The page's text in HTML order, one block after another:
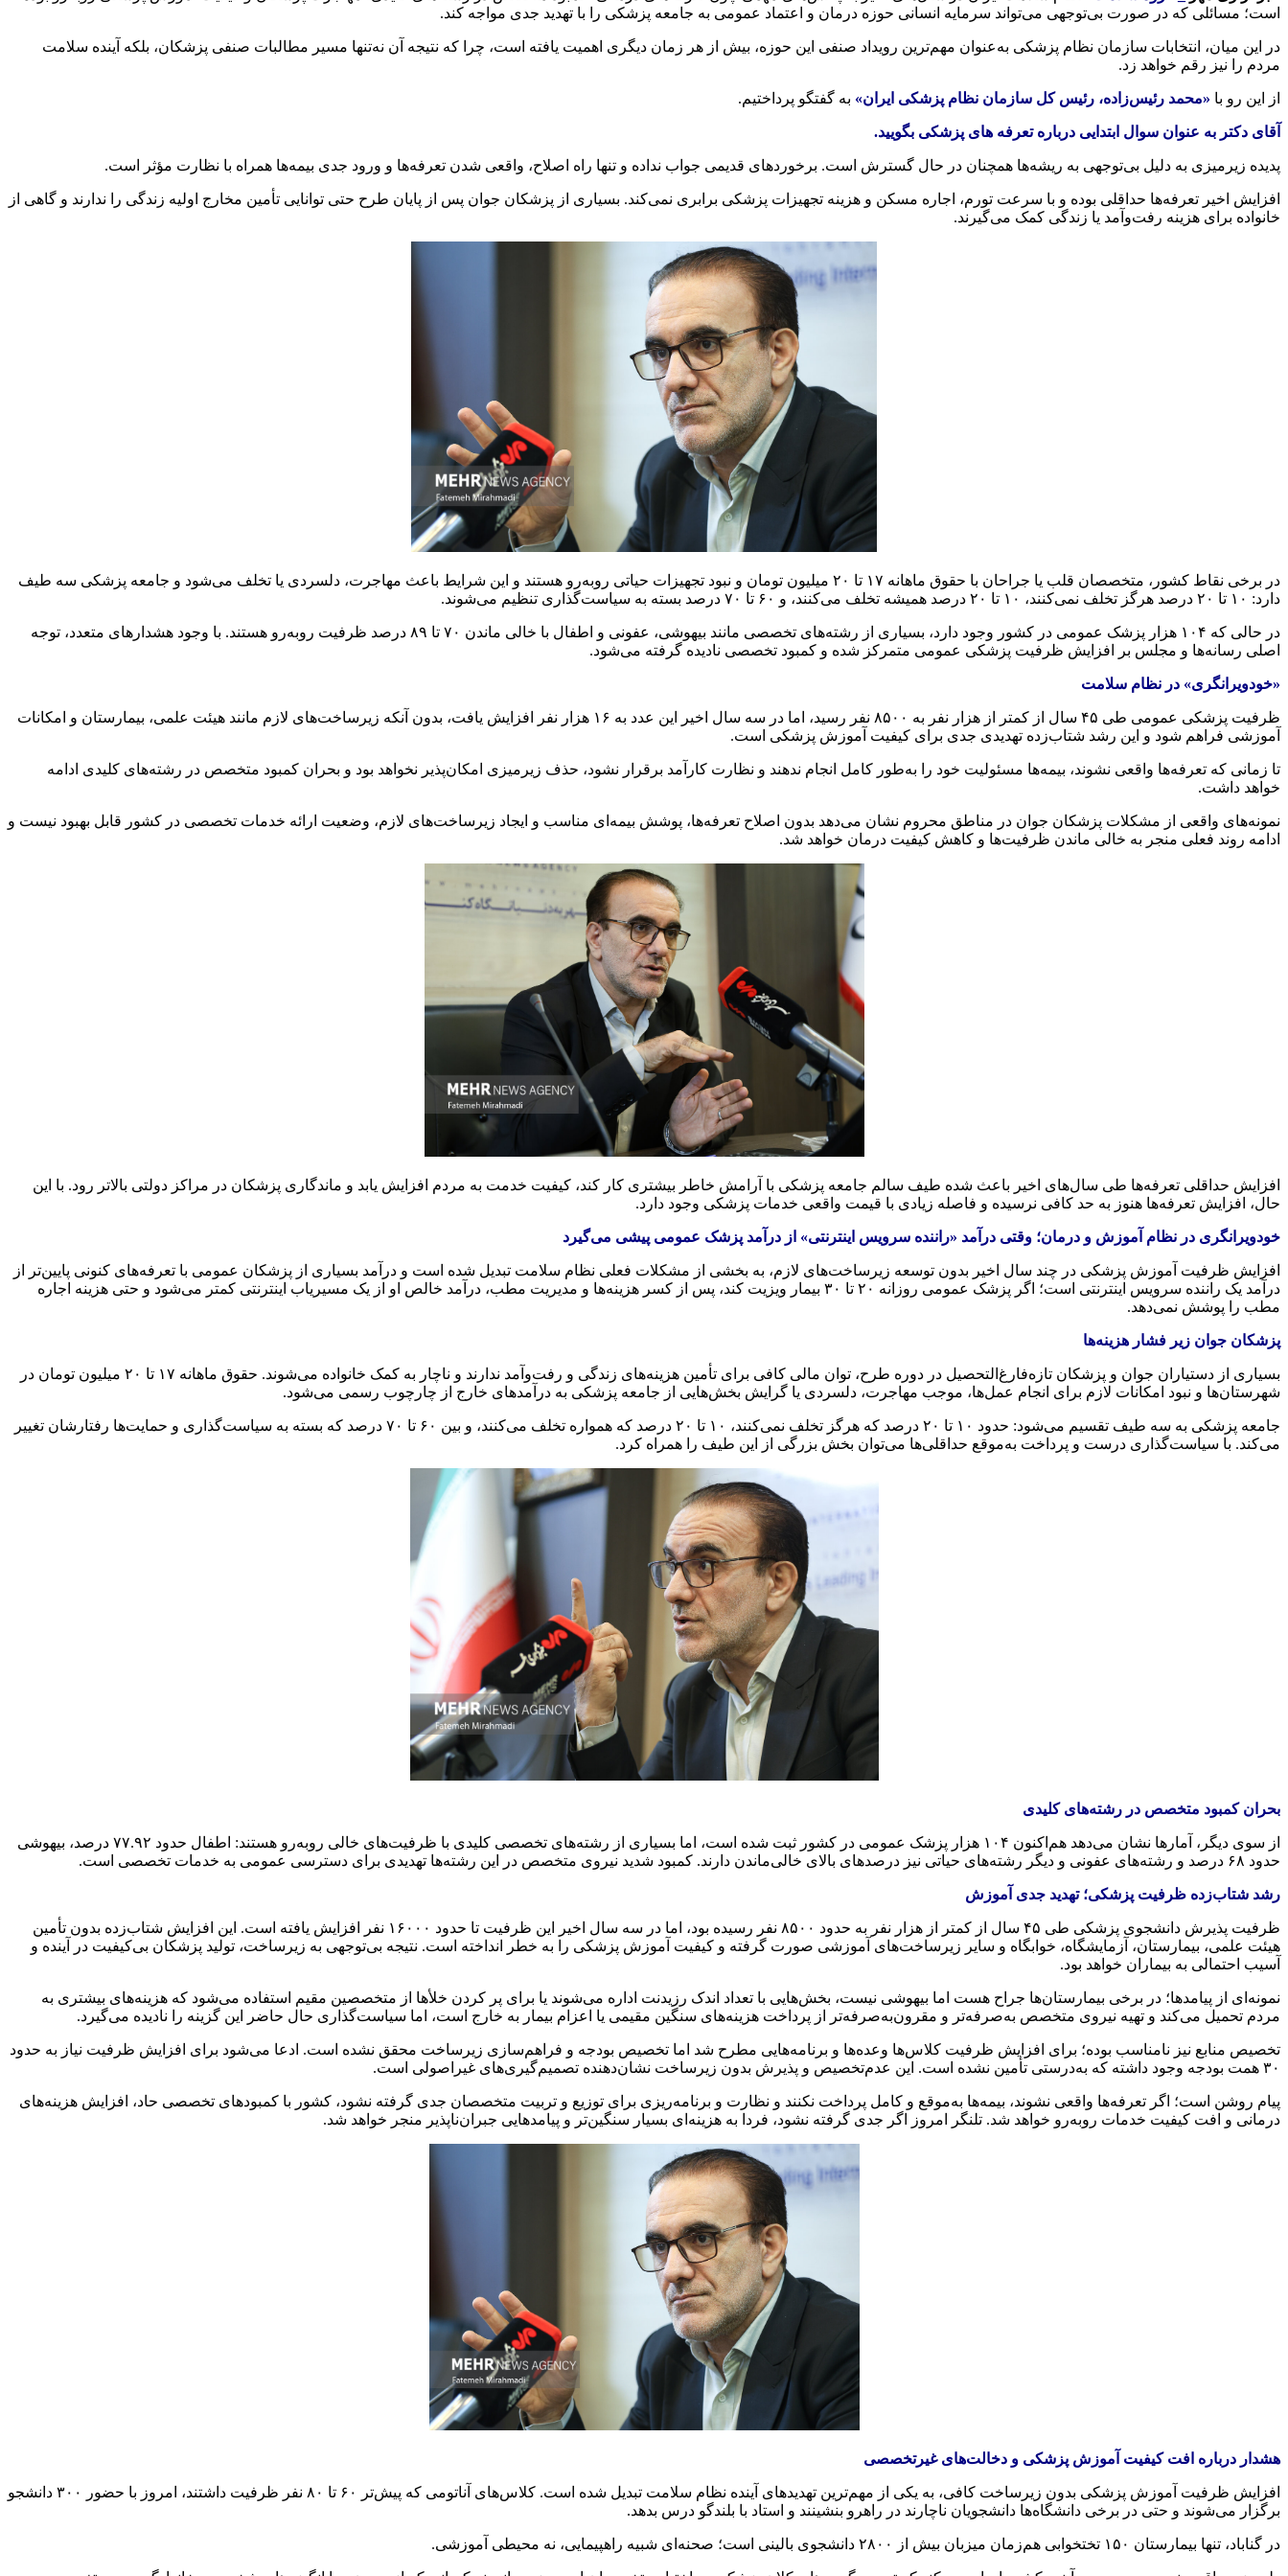
است؛ مسائلی که در صورت بی‌توجهی می‌تواند سرمایه انسانی حوزه درمان و اعتماد عمومی به جامعه پزشکی را با تهدید جدی مواجه کند.
در این میان، انتخابات سازمان نظام پزشکی به‌عنوان مهم‌ترین رویداد صنفی این حوزه، بیش از هر زمان دیگری اهمیت یافته است، چرا که نتیجه آن نه‌تنها مسیر مطالبات صنفی پزشکان، بلکه آینده سلامت
مردم را نیز رقم خواهد زد.
از این رو با «محمد رئیس‌زاده، رئیس کل سازمان نظام پزشکی ایران» به گفتگو پرداختیم.
آقای دکتر به عنوان سوال ابتدایی درباره تعرفه های پزشکی بگویید.
پدیده زیرمیزی به دلیل بی‌توجهی به ریشه‌ها همچنان در حال گسترش است. برخوردهای قدیمی جواب نداده و تنها راه اصلاح، واقعی شدن تعرفه‌ها و ورود جدی بیمه‌ها همراه با نظارت مؤثر است.
افزایش اخیر تعرفه‌ها حداقلی بوده و با سرعت تورم، اجاره مسکن و هزینه تجهیزات پزشکی برابری نمی‌کند. بسیاری از پزشکان جوان پس از پایان طرح حتی توانایی تأمین مخارج اولیه زندگی را ندارند و گاهی از
خانواده برای هزینه رفت‌وآمد یا زندگی کمک می‌گیرند.
در برخی نقاط کشور، متخصصان قلب یا جراحان با حقوق ماهانه ۱۷ تا ۲۰ میلیون تومان و نبود تجهیزات حیاتی روبه‌رو هستند و این شرایط باعث مهاجرت، دلسردی یا تخلف می‌شود و جامعه پزشکی سه طیف
دارد: ۱۰ تا ۲۰ درصد هرگز تخلف نمی‌کنند، ۱۰ تا ۲۰ درصد همیشه تخلف می‌کنند، و ۶۰ تا ۷۰ درصد بسته به سیاست‌گذاری تنظیم می‌شوند.
در حالی که ۱۰۴ هزار پزشک عمومی در کشور وجود دارد، بسیاری از رشته‌های تخصصی مانند بیهوشی، عفونی و اطفال با خالی ماندن ۷۰ تا ۸۹ درصد ظرفیت روبه‌رو هستند. با وجود هشدارهای متعدد، توجه
اصلی رسانه‌ها و مجلس بر افزایش ظرفیت پزشکی عمومی متمرکز شده و کمبود تخصصی نادیده گرفته می‌شود.
«خودویرانگری» در نظام سلامت
ظرفیت پزشکی عمومی طی ۴۵ سال از کمتر از هزار نفر به ۸۵۰۰ نفر رسید، اما در سه سال اخیر این عدد به ۱۶ هزار نفر افزایش یافت، بدون آنکه زیرساخت‌های لازم مانند هیئت علمی، بیمارستان و امکانات
آموزشی فراهم شود و این رشد شتاب‌زده تهدیدی جدی برای کیفیت آموزش پزشکی است.
تا زمانی که تعرفه‌ها واقعی نشوند، بیمه‌ها مسئولیت خود را به‌طور کامل انجام ندهند و نظارت کارآمد برقرار نشود، حذف زیرمیزی امکان‌پذیر نخواهد بود و بحران کمبود متخصص در رشته‌های کلیدی ادامه
خواهد داشت.
نمونه‌های واقعی از مشکلات پزشکان جوان در مناطق محروم نشان می‌دهد بدون اصلاح تعرفه‌ها، پوشش بیمه‌ای مناسب و ایجاد زیرساخت‌های لازم، وضعیت ارائه خدمات تخصصی در کشور قابل بهبود نیست و
ادامه روند فعلی منجر به خالی ماندن ظرفیت‌ها و کاهش کیفیت درمان خواهد شد.
افزایش حداقلی تعرفه‌ها طی سال‌های اخیر باعث شده طیف سالم جامعه پزشکی با آرامش خاطر بیشتری کار کند، کیفیت خدمت به مردم افزایش یابد و ماندگاری پزشکان در مراکز دولتی بالاتر رود. با این
حال، افزایش تعرفه‌ها هنوز به حد کافی نرسیده و فاصله زیادی با قیمت واقعی خدمات پزشکی وجود دارد.
خودویرانگری در نظام آموزش و درمان؛ وقتی درآمد «راننده سرویس اینترنتی» از درآمد پزشک عمومی پیشی می‌گیرد
افزایش ظرفیت آموزش پزشکی در چند سال اخیر بدون توسعه زیرساخت‌های لازم، به بخشی از مشکلات فعلی نظام سلامت تبدیل شده است و درآمد بسیاری از پزشکان عمومی با تعرفه‌های کنونی پایین‌تر از
درآمد یک راننده سرویس اینترنتی است؛ اگر پزشک عمومی روزانه ۲۰ تا ۳۰ بیمار ویزیت کند، پس از کسر هزینه‌ها و مدیریت مطب، درآمد خالص او از یک مسیریاب اینترنتی کمتر می‌شود و حتی هزینه اجاره
مطب را پوشش نمی‌دهد.
پزشکان جوان زیر فشار هزینه‌ها
بسیاری از دستیاران جوان و پزشکان تازه‌فارغ‌التحصیل در دوره طرح، توان مالی کافی برای تأمین هزینه‌های زندگی و رفت‌وآمد ندارند و ناچار به کمک خانواده می‌شوند. حقوق ماهانه ۱۷ تا ۲۰ میلیون تومان در
شهرستان‌ها و نبود امکانات لازم برای انجام عمل‌ها، موجب مهاجرت، دلسردی یا گرایش بخش‌هایی از جامعه پزشکی به درآمدهای خارج از چارچوب رسمی می‌شود.
جامعه پزشکی به سه طیف تقسیم می‌شود: حدود ۱۰ تا ۲۰ درصد که هرگز تخلف نمی‌کنند، ۱۰ تا ۲۰ درصد که همواره تخلف می‌کنند، و بین ۶۰ تا ۷۰ درصد که بسته به سیاست‌گذاری و حمایت‌ها رفتارشان تغییر
می‌کند. با سیاست‌گذاری درست و پرداخت به‌موقع حداقلی‌ها می‌توان بخش بزرگی از این طیف را همراه کرد.
بحران کمبود متخصص در رشته‌های کلیدی
از سوی دیگر، آمارها نشان می‌دهد هم‌اکنون ۱۰۴ هزار پزشک عمومی در کشور ثبت شده است، اما بسیاری از رشته‌های تخصصی کلیدی با ظرفیت‌های خالی روبه‌رو هستند: اطفال حدود ۷۷.۹۲ درصد، بیهوشی
حدود ۶۸ درصد و رشته‌های عفونی و دیگر رشته‌های حیاتی نیز درصدهای بالای خالی‌ماندن دارند. کمبود شدید نیروی متخصص در این رشته‌ها تهدیدی برای دسترسی عمومی به خدمات تخصصی است.
رشد شتاب‌زده ظرفیت پزشکی؛ تهدید جدی آموزش
ظرفیت پذیرش دانشجوی پزشکی طی ۴۵ سال از کمتر از هزار نفر به حدود ۸۵۰۰ نفر رسیده بود، اما در سه سال اخیر این ظرفیت تا حدود ۱۶۰۰۰ نفر افزایش یافته است. این افزایش شتاب‌زده بدون تأمین
هیئت علمی، بیمارستان، آزمایشگاه، خوابگاه و سایر زیرساخت‌های آموزشی صورت گرفته و کیفیت آموزش پزشکی را به خطر انداخته است. نتیجه بی‌توجهی به زیرساخت، تولید پزشکان بی‌کیفیت در آینده و
آسیب احتمالی به بیماران خواهد بود.
نمونه‌ای از پیامدها؛ در برخی بیمارستان‌ها جراح هست اما بیهوشی نیست، بخش‌هایی با تعداد اندک رزیدنت اداره می‌شوند یا برای پر کردن خلأها از متخصصین مقیم استفاده می‌شود که هزینه‌های بیشتری به
مردم تحمیل می‌کند و تهیه نیروی متخصص به‌صرفه‌تر و مقرون‌به‌صرفه‌تر از پرداخت هزینه‌های سنگین مقیمی یا اعزام بیمار به خارج است، اما سیاست‌گذاری حال حاضر این گزینه را نادیده می‌گیرد.
تخصیص منابع نیز نامناسب بوده؛ برای افزایش ظرفیت کلاس‌ها وعده‌ها و برنامه‌هایی مطرح شد اما تخصیص بودجه و فراهم‌سازی زیرساخت محقق نشده است. ادعا می‌شود برای افزایش ظرفیت نیاز به حدود
۳۰ همت بودجه وجود داشته که به‌درستی تأمین نشده است. این عدم‌تخصیص و پذیرش بدون زیرساخت نشان‌دهنده تصمیم‌گیری‌های غیراصولی است.
پیام روشن است؛ اگر تعرفه‌ها واقعی نشوند، بیمه‌ها به‌موقع و کامل پرداخت نکنند و نظارت و برنامه‌ریزی برای توزیع و تربیت متخصصان جدی گرفته نشود، کشور با کمبودهای تخصصی حاد، افزایش هزینه‌های
درمانی و افت کیفیت خدمات روبه‌رو خواهد شد. تلنگر امروز اگر جدی گرفته نشود، فردا به هزینه‌ای بسیار سنگین‌تر و پیامدهایی جبران‌ناپذیر منجر خواهد شد.
هشدار درباره افت کیفیت آموزش پزشکی و دخالت‌های غیرتخصصی
افزایش ظرفیت آموزش پزشکی بدون زیرساخت کافی، به یکی از مهم‌ترین تهدیدهای آینده نظام سلامت تبدیل شده است. کلاس‌های آناتومی که پیش‌تر ۶۰ تا ۸۰ نفر ظرفیت داشتند، امروز با حضور ۳۰۰ دانشجو
برگزار می‌شوند و حتی در برخی دانشگاه‌ها دانشجویان ناچارند در راهرو بنشینند و استاد با بلندگو درس بدهد.
در گناباد، تنها بیمارستان ۱۵۰ تختخوابی هم‌زمان میزبان بیش از ۲۸۰۰ دانشجوی بالینی است؛ صحنه‌ای شبیه راهپیمایی، نه محیطی آموزشی.